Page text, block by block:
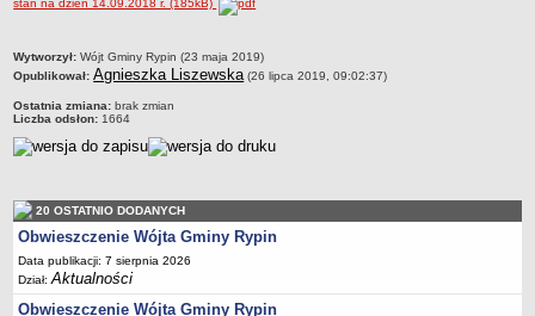
RODO Klauzule informacyjne
AKTUALNOŚCI I OGŁOSZENIA
URZĄD GMINY
Dane teleadresowe
Czas pracy urzędu
Nr konta bankowego, NIP, REGON
Pracownicy urzędu - urząd gminy
Pracownicy urzędu - baza magazynowo - warsztatowa
stan na dzień 14.09.2018 r. (185kB)
metryczka
Wytworzył: Wójt Gminy Rypin (23 maja 2019)
Opublikował: Agnieszka Liszewska(26 lipca 2019, 09:02:37)
Ostatnia zmiana: brak zmian
Liczba odsłon: 1664
20 OSTATNIO DODANYCH
Obwieszczenie Wójta Gminy Rypin
Data publikacji: 7 sierpnia 2026
Dział:Aktualności
Obwieszczenie Wójta Gminy Rypin